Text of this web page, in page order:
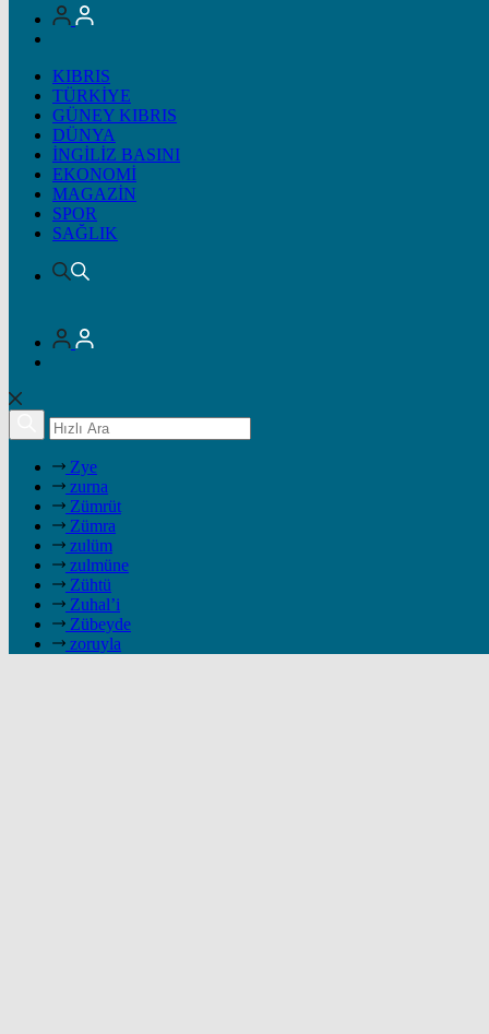
KIBRIS
TÜRKİYE
GÜNEY KIBRIS
DÜNYA
İNGİLİZ BASINI
EKONOMİ
MAGAZİN
SPOR
SAĞLIK
Zye
zurna
Zümrüt
Zümra
zulüm
zulmüne
Zühtü
Zuhal’i
Zübeyde
zoruyla